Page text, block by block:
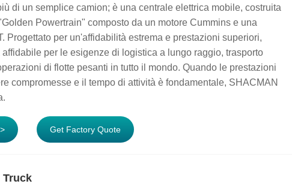
di un semplice camion; è una centrale elettrica mobile, costruita
Powertrain" composto da un motore Cummins e una
Progettato per un'affidabilità estrema e prestazioni superiori,
affidabile per le esigenze di logistica a lungo raggio, trasporto
di flotte pesanti in tutto il mondo. Quando le prestazioni
compromesse e il tempo di attività è fondamentale, SHACMAN
Get Factory Quote
Truck